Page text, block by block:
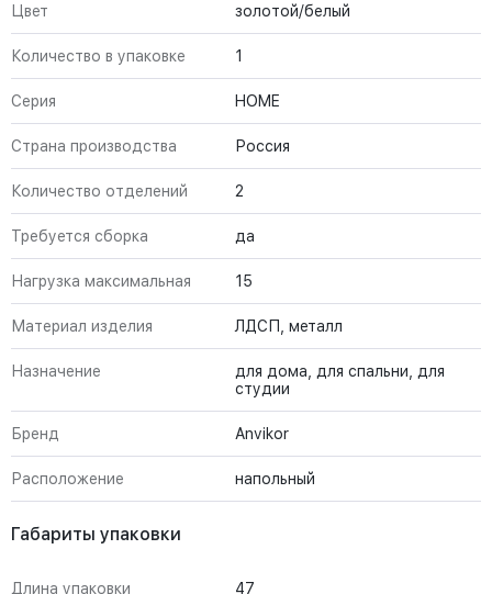
Цвет золотой/белый
Количество в упаковке 1
Серия HOME
Страна производства Россия
Количество отделений 2
Требуется сборка да
Нагрузка максимальная 15
Материал изделия ЛДСП, металл
Назначение
для дома, для спальни, для
студии
Бренд Anvikor
Расположение напольный
Габариты упаковки
Длина упаковки 47